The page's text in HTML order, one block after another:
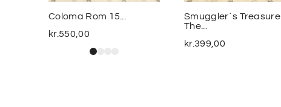
Coloma Rom 15...
kr.550,00
Smuggler´s Treasure
The...
kr.399,00